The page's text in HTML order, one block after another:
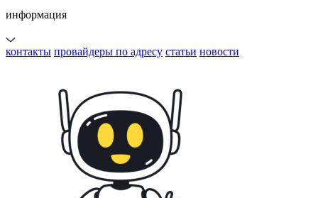
информация
контакты провайдеры по адресу статьи новости